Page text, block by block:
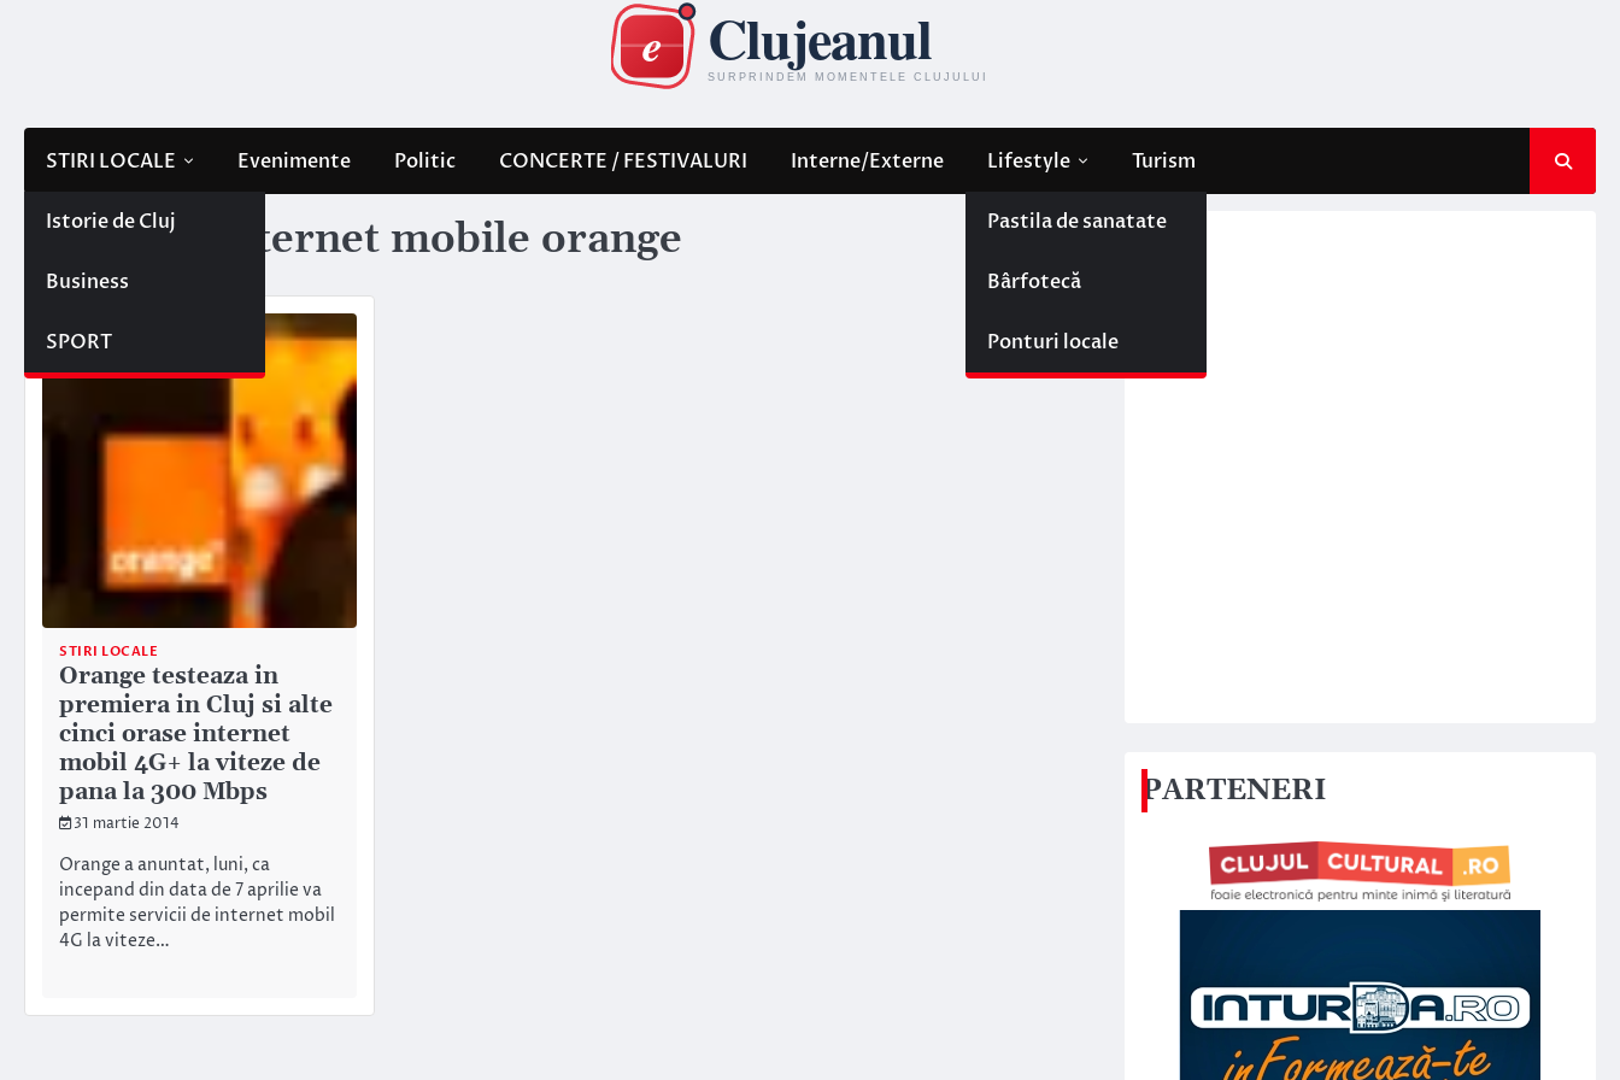
STIRI LOCALE
Istorie de Cluj
Business
SPORT
Evenimente Politic CONCERTE / FESTIVALURI Interne/Externe Lifestyle
Pastila de sanatate
Bârfotecă
Ponturi locale
Turism
Etichetă: internet mobile orange
STIRI LOCALE
Orange testeaza in
premiera in Cluj si alte
cinci orase internet
mobil 4G+ la viteze de
pana la 300 Mbps
31 martie 2014
Orange a anuntat, luni, ca
incepand din data de 7 aprilie va
permite servicii de internet mobil
4G la viteze…
PARTENERI